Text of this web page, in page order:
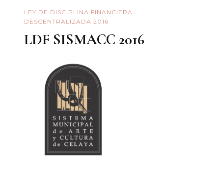
LEY DE DISCIPLINA FINANCIERA
DESCENTRALIZADA 2016
LDF SISMACC 2016